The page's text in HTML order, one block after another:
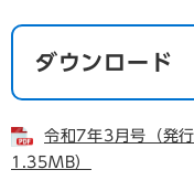
ダウンロード
令和7年3月号（発
1.35MB）